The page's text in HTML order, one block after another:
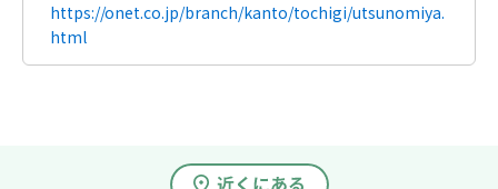
https://onet.co.jp/branch/kanto/tochigi/utsunomiya.
html